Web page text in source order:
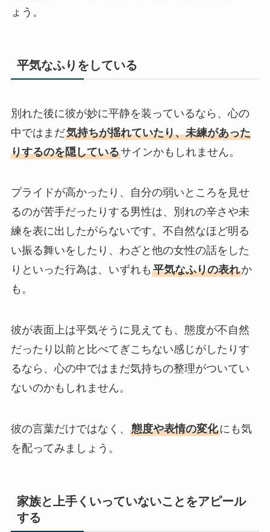
ょう。
平気なふりをしている
別れた後に彼が妙に平静を装っているなら、心の
中ではまだ気持ちが揺れていたり、未練があった
りするのを隠しているサインかもしれません。
プライドが高かったり、自分の弱いところを見せ
るのが苦手だったりする男性は、別れの辛さや未
練を表に出したがらないです。不自然なほど明る
い振る舞いをしたり、わざと他の女性の話をした
りといった行為は、いずれも 平気なふりの表れか
も。
彼が表面上は平気そうに見えても、態度が不自然
だったり以前と比べてぎこちない感じがしたりす
るなら、心の中ではまだ気持ちの整理がついてい
ないのかもしれません。
彼の言葉だけではなく、 態度や表情の変化にも気
を配ってみましょう。
家族と上手くいっていないことをアピール
する